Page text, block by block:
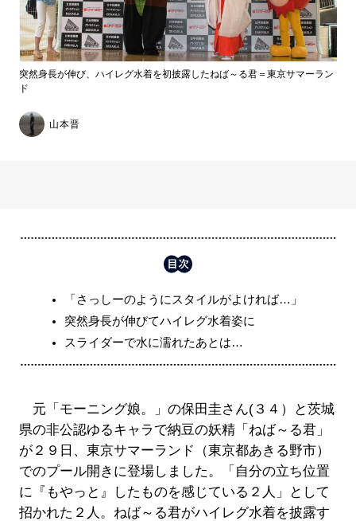
突然身長が伸び、ハイレグ水着を初披露したねば～る君＝東京サマーラン
ド
山本晋
「さっしーのようにスタイルがよければ…」
突然身長が伸びてハイレグ水着姿に
スライダーで水に濡れたあとは…
元「モーニング娘。」の保田圭さん(３４）と茨城
県の非公認ゆるキャラで納豆の妖精「ねば～る君」
が２９日、東京サマーランド（東京都あきる野市）
でのプール開きに登場しました。「自分の立ち位置
に『もやっと』したものを感じている２人」として
招かれた２人。ねば～る君がハイレグ水着を披露す